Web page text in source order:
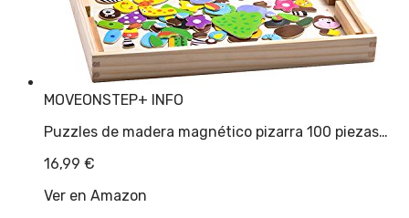
MOVEONSTEP+ INFO
Puzzles de madera magnético pizarra 100 piezas…
16,99 €
Ver en Amazon